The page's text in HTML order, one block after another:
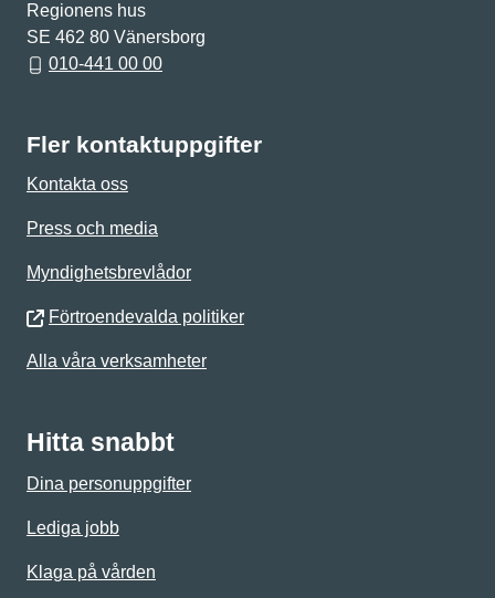
Regionens hus
SE 462 80 Vänersborg
010-441 00 00
Fler kontaktuppgifter
Kontakta oss
Press och media
Myndighetsbrevlådor
Förtroendevalda politiker
Alla våra verksamheter
Hitta snabbt
Dina personuppgifter
Lediga jobb
Klaga på vården